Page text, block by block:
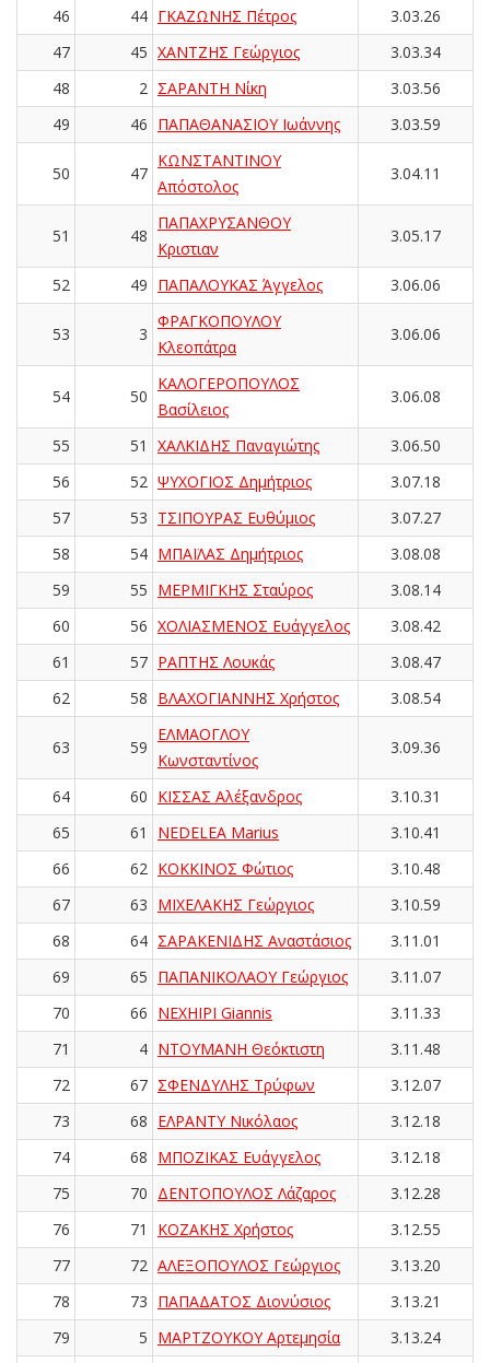
46 44 ΓΚΑΖΩΝΗΣ Πέτρος
3.03.26
47
45 ΧΑΝΤΖΗΣ Γεώργιος
3.03.34
48
2 ΣΑΡΑΝΤΗ Νίκη
3.03.56
49
46 ΠΑΠΑΘΑΝΑΣΙΟΥ Ιωάννης 3.03.59
50 47
ΚΩΝΣΤΑΝΤΙΝΟΥ
Απόστολος
3.04.11
51 48
ΠΑΠΑΧΡΥΣΑΝΘΟΥ
Κριστιαν
3.05.17
52 49 ΠΑΠΑΛΟΥΚΑΣ Άγγελος 3.06.06
53 3
ΦΡΑΓΚΟΠΟΥΛΟΥ
Κλεοπάτρα
3.06.06
54 50
ΚΑΛΟΓΕΡΟΠΟΥΛΟΣ
Βασίλειος
3.06.08
55 51 ΧΑΛΚΙΔΗΣ Παναγιώτης
3.06.50
56
52 ΨΥΧΟΓΙΟΣ Δημήτριος
3.07.18
57
53 ΤΣΙΠΟΥΡΑΣ Ευθύμιος
3.07.27
58
54 ΜΠΑΪΛΑΣ Δημήτριος
3.08.08
59
55 ΜΕΡΜΙΓΚΗΣ Σταύρος
3.08.14
60
56 ΧΟΛΙΑΣΜΕΝΟΣ Ευάγγελος
3.08.42
61
57 ΡΑΠΤΗΣ Λουκάς
3.08.47
62
58 ΒΛΑΧΟΓΙΑΝΝΗΣ Χρήστος 3.08.54
63 59
ΕΛΜΑΟΓΛΟΥ
Κωνσταντίνος
3.09.36
64 60 ΚΙΣΣΑΣ Αλέξανδρος
3.10.31
65
61 NEDELEA Marius
3.10.41
66
62 ΚΟΚΚΙΝΟΣ Φώτιος
3.10.48
67
63 ΜΙΧΕΛΑΚΗΣ Γεώργιος
3.10.59
68
64 ΣΑΡΑΚΕΝΙΔΗΣ Αναστάσιος
3.11.01
69
65 ΠΑΠΑΝΙΚΟΛΑΟΥ Γεώργιος
3.11.07
70
66 NEXHIPI Giannis
3.11.33
71
4 ΝΤΟΥΜΑΝΗ Θεόκτιστη
3.11.48
72
67 ΣΦΕΝΔΥΛΗΣ Τρύφων
3.12.07
73
68 ΕΛΡΑΝΤΥ Νικόλαος
3.12.18
74
68 ΜΠΟΖΙΚΑΣ Ευάγγελος
3.12.18
75
70 ΔΕΝΤΟΠΟΥΛΟΣ Λάζαρος
3.12.28
76
71 ΚΟΖΑΚΗΣ Χρήστος
3.12.55
77
72 ΑΛΕΞΟΠΟΥΛΟΣ Γεώργιος
3.13.20
78
73 ΠΑΠΑΔΑΤΟΣ Διονύσιος
3.13.21
79
5 ΜΑΡΤΖΟΥΚΟΥ Αρτεμησία
3.13.24